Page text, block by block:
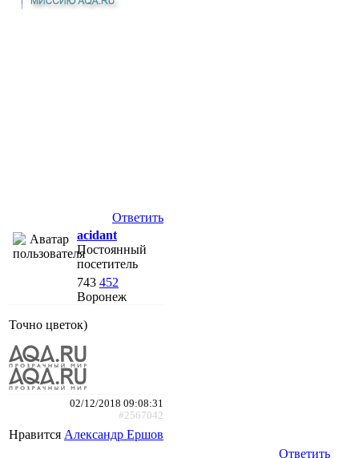
Ответить
acidant
Постоянный
посетитель
743 452
Воронеж
Точно цветок)
02/12/2018 09:08:31
#2567042
Нравится Александр Ершов
Ответить